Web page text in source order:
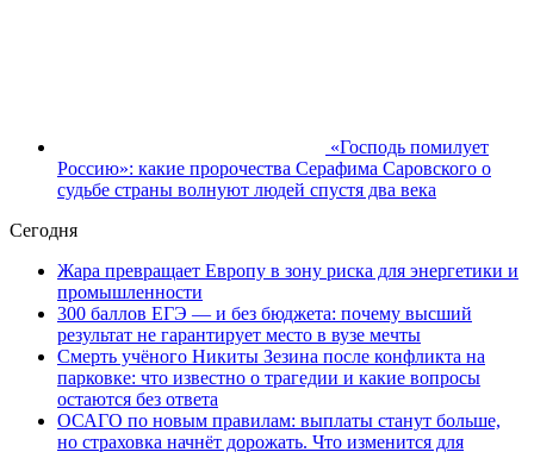
«Господь помилует
Россию»: какие пророчества Серафима Саровского о
судьбе страны волнуют людей спустя два века
Сегодня
Жара превращает Европу в зону риска для энергетики и
промышленности
300 баллов ЕГЭ — и без бюджета: почему высший
результат не гарантирует место в вузе мечты
Смерть учёного Никиты Зезина после конфликта на
парковке: что известно о трагедии и какие вопросы
остаются без ответа
ОСАГО по новым правилам: выплаты станут больше,
но страховка начнёт дорожать. Что изменится для